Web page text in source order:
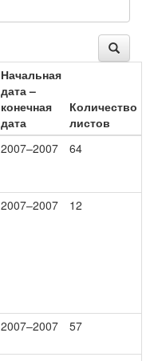
Начальная
дата –
конечная
дата
Количество
листов
2007–2007 64
2007–2007 12
2007–2007 57